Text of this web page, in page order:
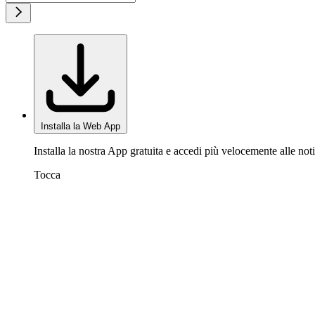
Installa la Web App
Installa la nostra App gratuita e accedi più velocemente alle
Tocca